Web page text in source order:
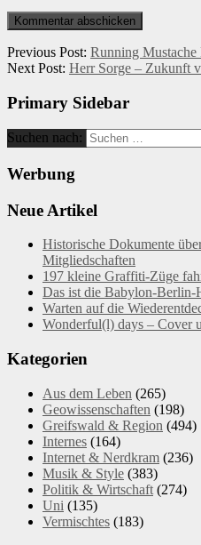
Previous Post: Running Mustache
Next Post: Herr Sorge – Zukunft
Primary Sidebar
Suchen nach:
Werbung
Neue Artikel
Historische Dokumente
Mitgliedschaften
197 kleine Graffiti-Züge
Das ist die Babylon-Berlin-
Warten auf die
Wonderful(l) days – Cover
Kategorien
Aus dem Leben (265)
Geowissenschaften (198)
Greifswald & Region (494)
Internes (164)
Internet & Nerdkram (236)
Musik & Style (383)
Politik & Wirtschaft (274)
Uni (135)
Vermischtes (183)